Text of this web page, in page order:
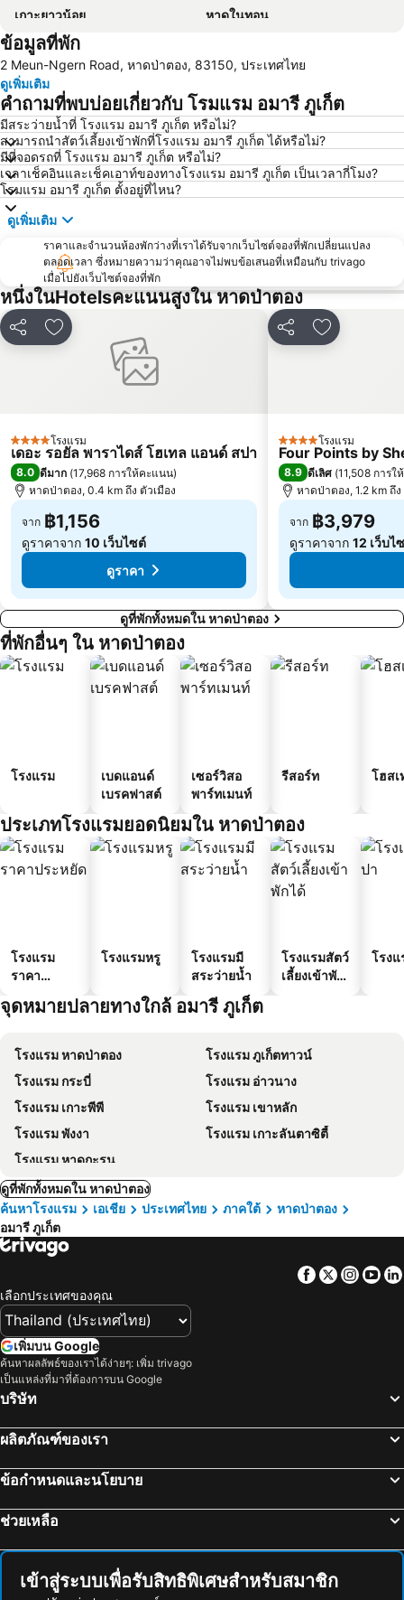
เกาะยาวน้อย
หาดในทอน
วัดฉลอง
ซอยบางลา
วังถลาง
หาดในหาน
หาดสุรินทร์
สนามมวยบางลา
จังซีลอน
ภูเก็ตแฟนตาซี
อ่าวมาหยา
ภูเก็ตสตั้นโชว์
เกาะราชาใหญ่
เขาพิงกัน เกาะเจมส์บอนด์
ซอยรมณีย์
ชายหาดเกาะห้อง
สวนผีเสื้อและโลกแมลงภูเก็ต
เกาะยาวใหญ่
หาดป่าทราย
เกาะเฮ
พิพิธภัณฑ์สัตว์น้ำภูเก็ต
เกาะรังใหญ่
ข้อมูลที่พัก
2 Meun-Ngern Road, หาดป่าตอง, 83150, ประเทศไทย
ดูเพิ่มเติม
คำถามที่พบบ่อยเกี่ยวกับ โรมแรม อมารี ภูเก็ต
มีสระว่ายน้ำที่ โรงแรม อมารี ภูเก็ต หรือไม่?
สามารถนำสัตว์เลี้ยงเข้าพักที่โรงแรม อมารี ภูเก็ต ได้หรือไม่?
มีที่จอดรถที่ โรงแรม อมารี ภูเก็ต หรือไม่?
เวลาเช็คอินและเช็คเอาท์ของทางโรงแรม อมารี ภูเก็ต เป็นเวลากี่โมง?
โรมแรม อมารี ภูเก็ต ตั้งอยู่ที่ไหน?
ดูเพิ่มเติม
ราคาและจำนวนห้องพักว่างที่เราได้รับจากเว็บไซต์จองที่พักเปลี่ยนแปลง
ตลอดเวลา ซึ่งหมายความว่าคุณอาจไม่พบข้อเสนอที่เหมือนกับ trivago
เมื่อไปยังเว็บไซต์จองที่พัก
หนึ่งในHotelsคะแนนสูงใน หาดป่าตอง
แชร์ เพิ่มในรายการโปรด
4 ดาว โรงแรม
เดอะ รอยัล พาราไดส์ โฮเทล แอนด์ สปา
8.0 ดีมาก (17,968 การให้คะแนน)
หาดป่าตอง, 0.4 km ถึง ตัวเมือง
จาก ฿1,156
ดูราคาจาก 10 เว็บไซต์
ดูราคา
แชร์ เพิ่มในรายก
4 ดาว โรงแรม
Four Points by
8.9 ดีเลิศ (11,508 การใ
หาดป่าตอง, 1.2 km ถึง
จาก ฿3,979
ดูราคาจาก 12 เว็บไ
ดูที่พักทั้งหมดใน หาดป่าตอง
ที่พักอื่นๆ ใน หาดป่าตอง
โรงแรม
เบดแอนด์
เบรคฟาสต์
เซอร์วิสอ
พาร์ทเมนท์
รีสอร์ท โฮสเ
ประเภทโรงแรมยอดนิยมใน หาดป่าตอง
โรงแรม
ราคา
โรงแรมหรู
โรงแรมมี
สระว่ายน้ำ
โรงแรมสัตว์
เลี้ยงเข้าพัก
โรง
จุดหมายปลายทางใกล้ อมารี ภูเก็ต
โรงแรม หาดป่าตอง
โรงแรม ภูเก็ตทาวน์
โรงแรม กระบี่
โรงแรม อ่าวนาง
โรงแรม เกาะพีพี
โรงแรม เขาหลัก
โรงแรม พังงา
โรงแรม เกาะลันตาซิตี้
โรงแรม หาดกะรน
ดูที่พักทั้งหมดใน หาดป่าตอง
ค้นหาโรงแรม
เอเชีย ประเทศไทย ภาคใต้
หาดป่าตอง
อมารี ภูเก็ต
Facebook
Twitter
เลือกประเทศของคุณ
เพิ่มบน Google
ค้นหาผลลัพธ์ของเราได้ง่ายๆ: เพิ่ม trivago
เป็นแหล่งที่มาที่ต้องการบน Google
บริษัท
ผลิตภัณฑ์ของเรา
ข้อกำหนดและนโยบาย
ช่วยเหลือ
เข้าสู่ระบบเพื่อรับสิทธิพิเศษสำหรับสมาชิก